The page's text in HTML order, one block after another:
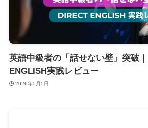
英語中級者の「話せない壁」突破
ENGLISH実践レビュー
2026年5月5日